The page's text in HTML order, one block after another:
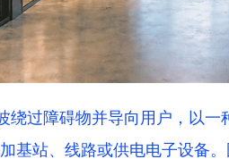
绕过障碍物并导向用户，以
基站、线路或供电电子设备